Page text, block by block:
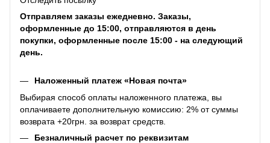
Отправляем заказы ежедневно. Заказы,
оформленные до 15:00, отправляются в день
покупки, оформленные после 15:00 - на следующий
день.
Наложенный платеж «Новая почта»
Выбирая способ оплаты наложенного платежа, вы
оплачиваете дополнительную комиссию: 2% от суммы
возврата +20грн. за возврат средств.
Безналичный расчет по реквизитам